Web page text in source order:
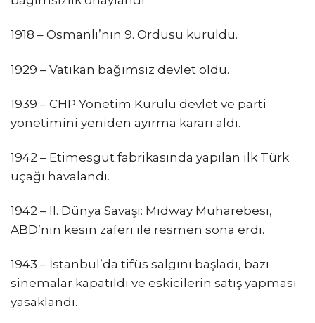
1918 – Osmanlı’nın 9. Ordusu kuruldu.
1929 – Vatikan bağımsız devlet oldu.
1939 – CHP Yönetim Kurulu devlet ve parti
yönetimini yeniden ayırma kararı aldı.
1942 – Etimesgut fabrikasında yapılan ilk Türk
uçağı havalandı.
1942 – II. Dünya Savaşı: Midway Muharebesi,
ABD’nin kesin zaferi ile resmen sona erdi.
1943 – İstanbul’da tifüs salgını başladı, bazı
sinemalar kapatıldı ve eskicilerin satış yapması
yasaklandı.